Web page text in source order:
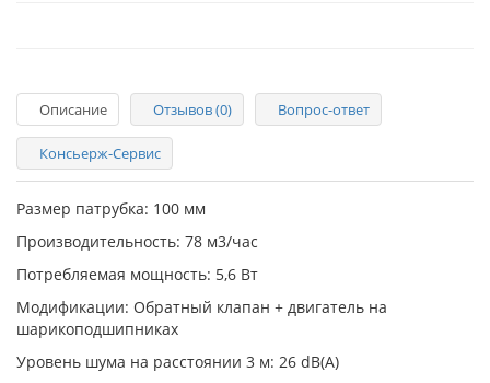
Описание Отзывов (0) Вопрос-ответ
Консьерж-Сервис
Размер патрубка: 100 мм
Производительность: 78 м3/час
Потребляемая мощность: 5,6 Вт
Модификации: Обратный клапан + двигатель на
шарикоподшипниках
Уровень шума на расстоянии 3 м: 26 dB(A)